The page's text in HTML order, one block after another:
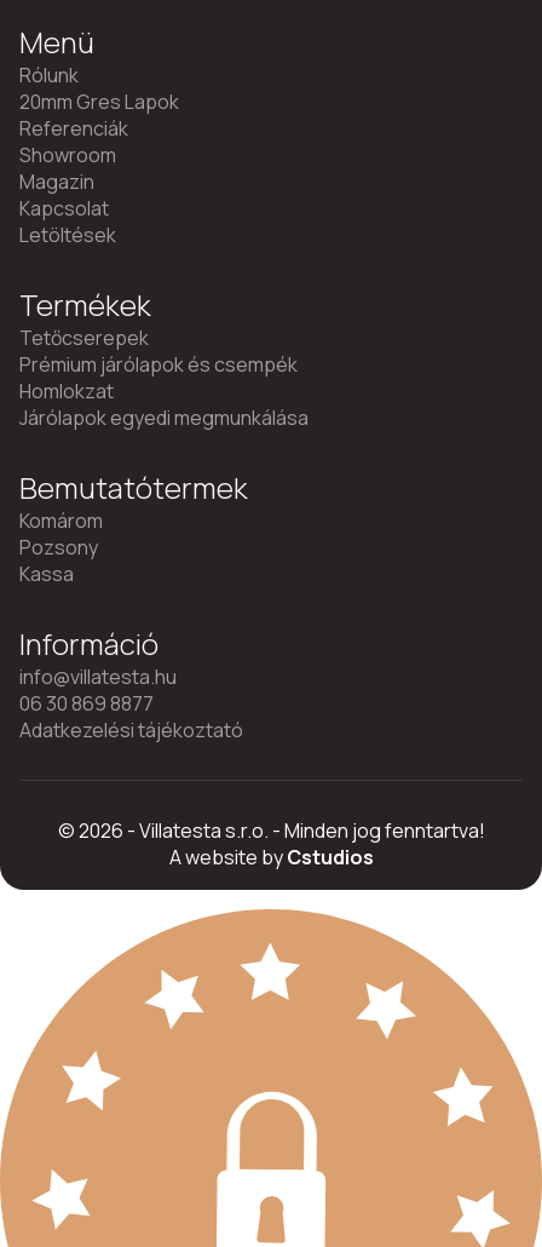
Menü
Rólunk
20mm Gres Lapok
Referenciák
Showroom
Magazin
Kapcsolat
Letöltések
Termékek
Tetőcserepek
Prémium járólapok és csempék
Homlokzat
Járólapok egyedi megmunkálása
Bemutatótermek
Komárom
Pozsony
Kassa
Információ
info@villatesta.hu
06 30 869 8877
Adatkezelési tájékoztató
© 2026 - Villatesta s.r.o. - Minden jog fenntartva!
A website byCstudios